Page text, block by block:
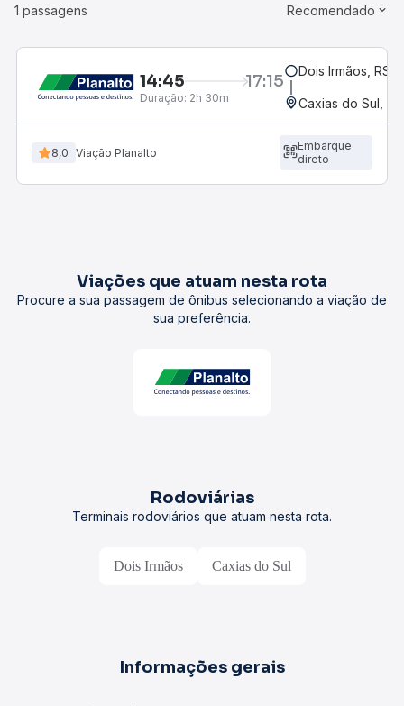
1 passagens Recomendado
14:45 17:15
Duração: 2h 30m
Dois Irmãos, RS
Caxias do Sul, RS
8,0 Viação Planalto
Embarque
direto
Viações que atuam nesta rota
Procure a sua passagem de ônibus selecionando a viação de
sua preferência.
Rodoviárias
Terminais rodoviários que atuam nesta rota.
Dois Irmãos Caxias do Sul
Informações gerais